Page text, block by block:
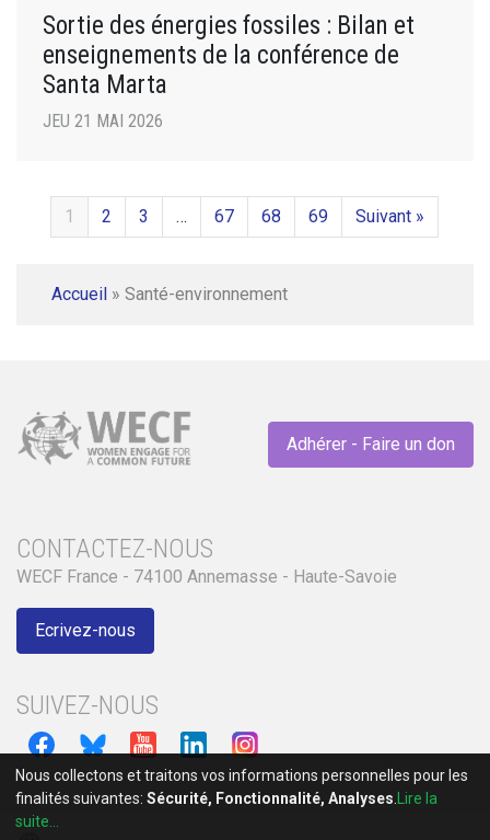
Sortie des énergies fossiles : Bilan et
enseignements de la conférence de
Santa Marta
JEU 21 MAI 2026
1 2 3 … 67 68 69 Suivant »
Accueil » Santé-environnement
Adhérer - Faire un don
CONTACTEZ-NOUS
WECF France - 74100 Annemasse - Haute-Savoie
Ecrivez-nous
SUIVEZ-NOUS
Nous collectons et traitons vos informations personnelles pour les
finalités suivantes: Sécurité, Fonctionnalité, Analyses
Lire la
suite...